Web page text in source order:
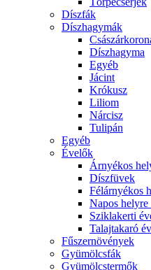
Díszfák
Díszhagymák
Díszhagyma
Egyéb
Jácint
Krókusz
Liliom
Nárcisz
Tulipán
Egyéb
Évelők
Árnyékos
Díszfüvek
Félárnyékos
Napos helyre
Sziklakerti
Talajtakaró
Fűszernövények
Gyümölcsfák
Gyümölcstermők